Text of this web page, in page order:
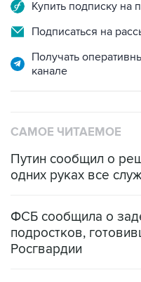
Купить подписку на
Подписаться на
Получать
канале
САМОЕ ЧИТАЕМОЕ
Путин сообщил о
одних руках все
ФСБ сообщила о
подростков,
Росгвардии